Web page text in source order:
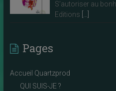
S’autoriser au
Editions […]
Pages
Accueil Quartzprod
QUI SUIS-JE ?